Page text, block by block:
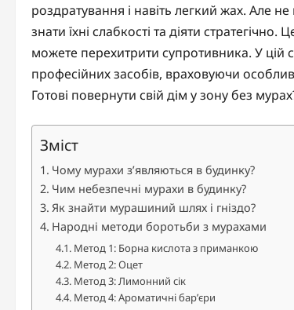
роздратування і навіть легкий жах. Але
знати їхні слабкості та діяти
можете перехитрити супротивника. У цій
професійних засобів, враховуючи
Готові повернути свій дім у зону без
Зміст
Чому мурахи з’являються в будинку?
Чим небезпечні мурахи в будинку?
Як знайти мурашиний шлях і гніздо?
Народні методи боротьби з мурахами
Метод 1: Борна кислота з приманкою
Метод 2: Оцет
Метод 3: Лимонний сік
Метод 4: Ароматичні бар’єри